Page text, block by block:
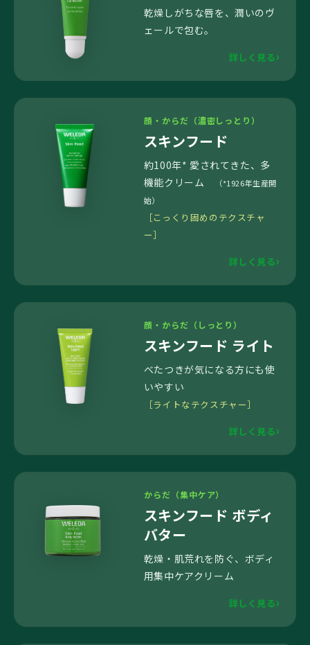
乾燥しがちな唇を、潤いのヴ
ェールで包む。
詳しく見る
顔・からだ（濃密しっとり）
スキンフード
約100年* 愛されてきた、多
機能クリーム
（*1926年生産開
始）
［こっくり固めのテクスチャ
ー］
詳しく見る
顔・からだ（しっとり）
スキンフード ライト
べたつきが気になる方にも使
いやすい
［ライトなテクスチャー］
詳しく見る
からだ（集中ケア）
スキンフード ボディ
バター
乾燥・肌荒れを防ぐ、ボディ
用集中ケアクリーム
詳しく見る